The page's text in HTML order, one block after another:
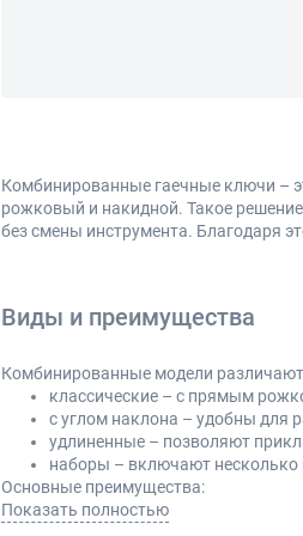
Комбинированные гаечные ключи –
рожковый и накидной. Такое
без смены инструмента. Благодаря
Виды и преимущества
Комбинированные модели
классические – с прямым
с углом наклона – удобны для
удлиненные – позволяют
наборы – включают несколько
Основные преимущества:
универсальность за счет двух
Показать полностью